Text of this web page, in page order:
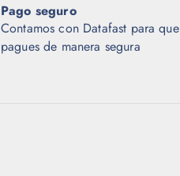
Pago seguro
Contamos con Datafast para que
pagues de manera segura